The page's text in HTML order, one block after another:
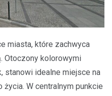
miasta, które zachwyca
Otoczony kolorowymi
stanowi idealne miejsce na
W centralnym punkcie